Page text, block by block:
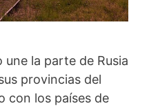
la parte de Rusia
provincias del
con los países de